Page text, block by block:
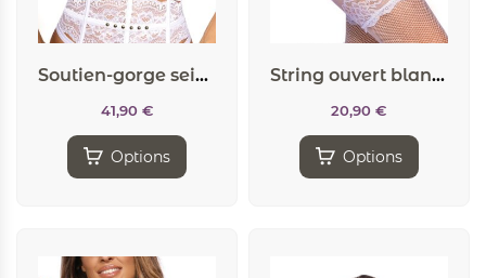
Soutien-gorge seins nus blanc V-9791 – Axami
41,90 €
Options
String ouvert blanc V-9828 – Axami
20,90 €
Options